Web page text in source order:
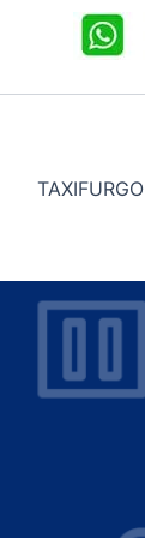
TAXIFURGO